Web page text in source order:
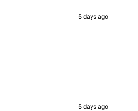
5 days ago
5 days ago